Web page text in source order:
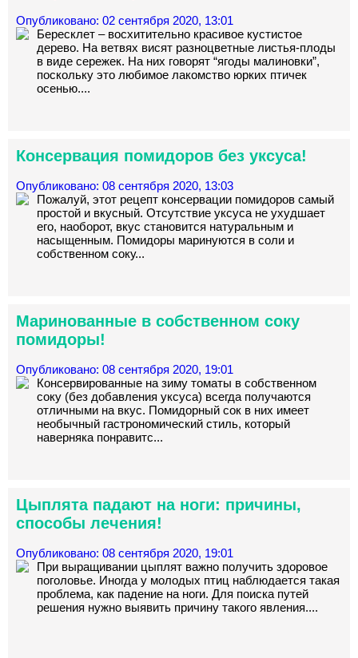
Опубликовано: 02 сентября 2020, 13:01
Бересклет – восхитительно красивое кустистое
дерево. На ветвях висят разноцветные листья-плоды
в виде сережек. На них говорят “ягоды малиновки”,
поскольку это любимое лакомство юрких птичек
осенью....
Консервация помидоров без уксуса!
Опубликовано: 08 сентября 2020, 13:03
Пожалуй, этот рецепт консервации помидоров самый
простой и вкусный. Отсутствие уксуса не ухудшает
его, наоборот, вкус становится натуральным и
насыщенным. Помидоры маринуются в соли и
собственном соку...
Маринованные в собственном соку
помидоры!
Опубликовано: 08 сентября 2020, 19:01
Консервированные на зиму томаты в собственном
соку (без добавления уксуса) всегда получаются
отличными на вкус. Помидорный сок в них имеет
необычный гастрономический стиль, который
наверняка понравитс...
Цыплята падают на ноги: причины,
способы лечения!
Опубликовано: 08 сентября 2020, 19:01
При выращивании цыплят важно получить здоровое
поголовье. Иногда у молодых птиц наблюдается такая
проблема, как падение на ноги. Для поиска путей
решения нужно выявить причину такого явления....